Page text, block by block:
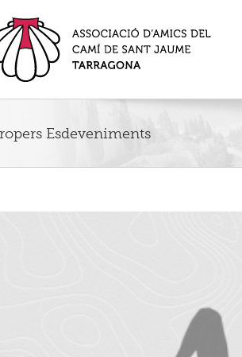
Esdeveniments